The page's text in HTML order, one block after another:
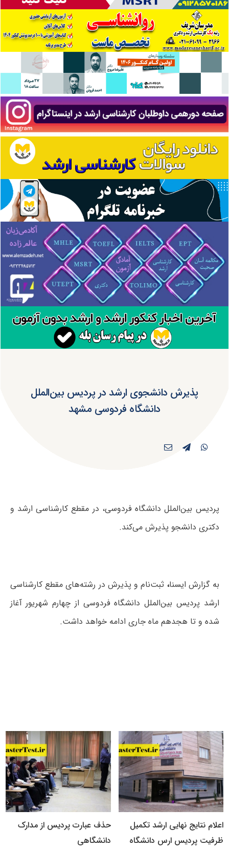
پذیرش دانشجوی ارشد در پردیس بین‌الملل
دانشگاه فردوسی مشهد
پردیس بین‌الملل دانشگاه فردوسی، در مقطع کارشناسی ارشد و
دکتری دانشجو پذیرش می‌کند.
به گزارش ایسنا، ثبت‌نام و پذیرش در رشته‌های مقطع کارشناسی
ارشد پردیس بین‌الملل دانشگاه فردوسی از چهارم شهریور آغاز
شده و تا هجدهم ماه جاری ادامه خواهد داشت.
اعلام نتایج نهایی ارشد تکمیل
ظرفیت پردیس ارس دانشگاه
حذف عبارت پردیس از مدارک
دانشگاهی